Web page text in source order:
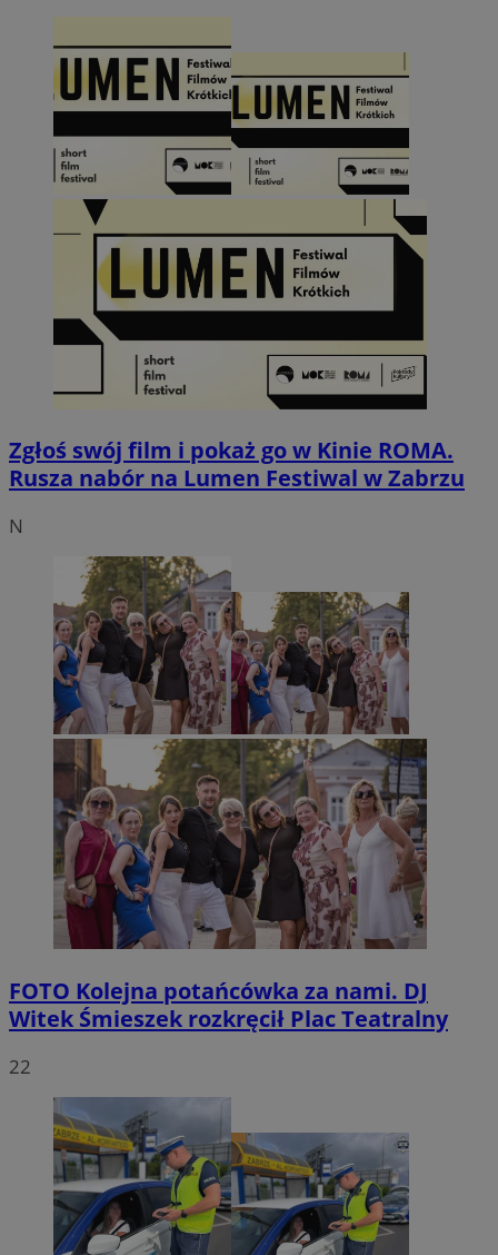
Zgłoś swój film i pokaż go w Kinie ROMA.
Rusza nabór na Lumen Festiwal w Zabrzu
N
FOTO Kolejna potańcówka za nami. DJ
Witek Śmieszek rozkręcił Plac Teatralny
22